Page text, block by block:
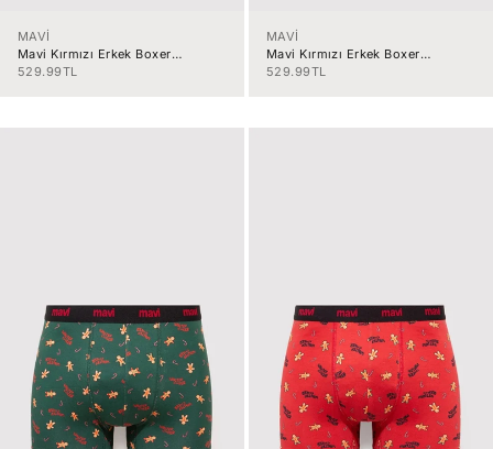
MAVİ
Mavi Kırmızı Erkek Boxer
M0912135-3
İndirimli fiyat
529.99TL
MAVİ
Mavi Kırmızı Erkek Boxer
M0912134-3
İndirimli fiyat
529.99TL